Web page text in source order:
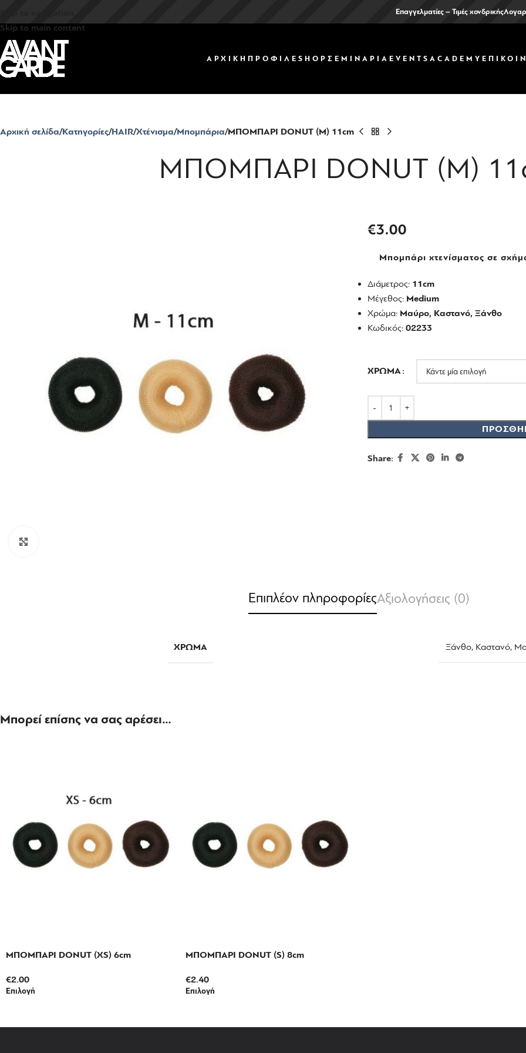
Skip to main content
Επαγγελματίες – Τιμές χονδρικής
ΑΡΧΙΚΗ ΠΡΟΦΙΛ ΕSHOP ΣΕΜΙΝΑΡΙΑ EVENTS ACADEMY
Αρχική σελίδα Κατηγορίες HAIR Χτένισμα Μπομπάρια ΜΠΟΜΠΑΡΙ DONUT (Μ) 11cm
ΜΠΟΜΠΑΡΙ DONUT (Μ)
€3.00
Μπομπάρι χτενίσματος σε
Διάμετρος: 11cm
Μέγεθος:Medium
Χρώμα: Μαύρο, Καστανό, Ξάνθο
Κωδικός: 02233
ΧΡΏΜΑ
Share:
Επιπλέον πληροφορίεςΑξιολογήσεις (0)
ΧΡΏΜΑ Ξάνθο, Καστανό,
Μπορεί επίσης να σας αρέσει…
ΜΠΟΜΠΑΡΙ DONUT (XS) 6cm
€2.00
Επιλογή
ΜΠΟΜΠΑΡΙ DONUT (S) 8cm
€2.40
Επιλογή